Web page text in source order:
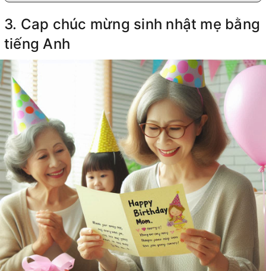
3. Cap chúc mừng sinh nhật mẹ bằng
tiếng Anh